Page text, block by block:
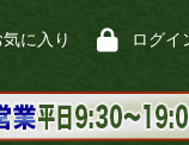
気に入り ログイ